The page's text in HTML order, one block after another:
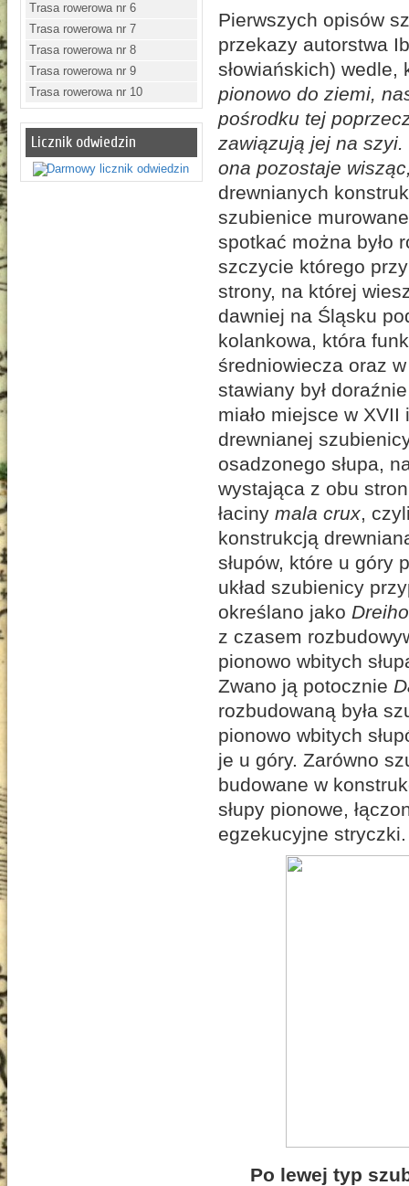
Trasa rowerowa nr 6
Trasa rowerowa nr 7
Trasa rowerowa nr 8
Trasa rowerowa nr 9
Trasa rowerowa nr 10
Licznik odwiedzin
Pierwszych opisów
przekazy autorstwa
słowiańskich) wedle,
pionowo do ziemi,
pośrodku tej
zawiązują jej na
ona pozostaje
drewnianych
szubienice
spotkać można było
szczycie którego
strony, na której
dawniej na Śląsku
kolankowa, która
średniowiecza oraz
stawiany był
miało miejsce w
drewnianej
osadzonego słupa,
wystająca z obu
łaciny mala crux,
konstrukcją
słupów, które u góry
układ szubienicy
określano jako
z czasem
pionowo wbitych
Zwano ją potocznie
rozbudowaną była
pionowo wbitych
je u góry. Zarówno
budowane w
słupy pionowe,
egzekucyjne stryczki.
Po lewej typ